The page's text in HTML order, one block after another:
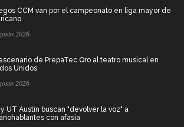
CCM van por el campeonato en liga mayor de
2026
de PrepaTec Qro al teatro musical en
Unidos
2026
UT Austin buscan "devolver la voz" a
con afasia